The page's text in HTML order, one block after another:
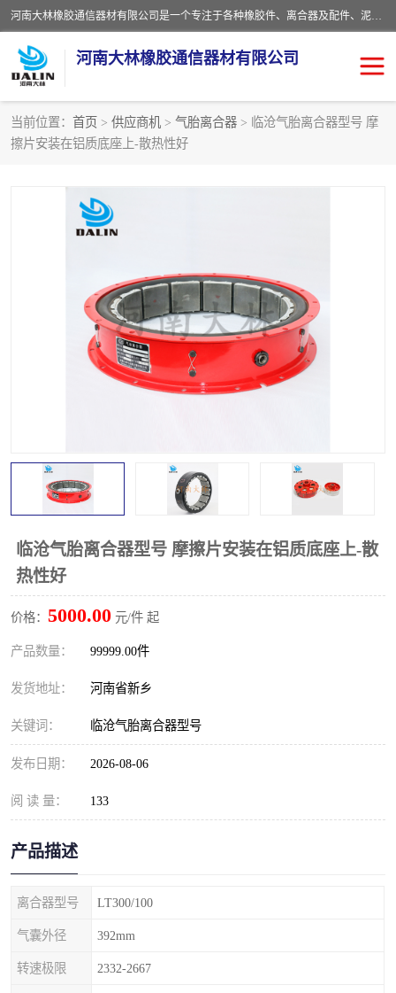
河南大林橡胶通信器材有限公司是一个专注于各种橡胶件、离合器及配件、泥浆泵及配件等产品设计制造和加工的企业。产品应用于矿山、冶金、石油、钢铁、化工、水泥、船舶、造纸、通用机械等各种大功率机械传动或制动装置。
河南大林橡胶通信器材有限公司
当前位置： 首页 > 供应商机 > 气胎离合器 > 临沧气胎离合器型号 摩
擦片安装在铝质底座上-散热性好
临沧气胎离合器型号 摩擦片安装在铝质底座上-散
热性好
价格： 5000.00 元/件 起
产品数量： 99999.00件
发货地址： 河南省新乡
关键词： 临沧气胎离合器型号
发布日期： 2026-08-06
阅 读 量： 133
产品描述
离合器型号 LT300/100
气囊外径 392mm
转速极限 2332-2667
推盘离合器
VC离合器
PO隔膜离合器
泥浆泵空气包胶囊 气动元件
DY隔膜式离合器 CB离合器
实芯轮胎